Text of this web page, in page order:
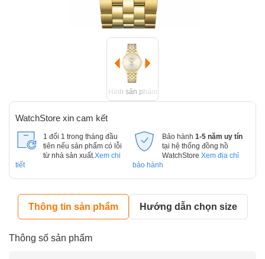
Hình sản phẩm
WatchStore xin cam kết
1 đổi 1 trong tháng đầu
tiên nếu sản phẩm có lỗi
từ nhà sản xuất. Xem chi
tiết
Bảo hành 1-5 năm uy tín
tại hệ thống đồng hồ
WatchStore Xem địa chỉ
bảo hành
Thông tin sản phẩm Hướng dẫn chọn size
Thông số sản phẩm